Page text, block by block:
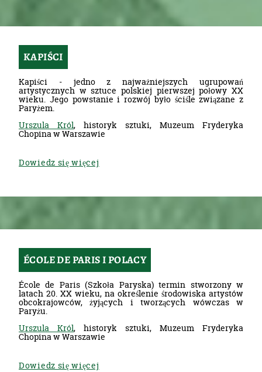
KAPIŚCI
Kapiści - jedno z najważniejszych ugrupowań
artystycznych w sztuce polskiej pierwszej połowy XX
wieku. Jego powstanie i rozwój było ściśle związane z
Paryżem.
Urszula Król, historyk sztuki, Muzeum Fryderyka
Chopina w Warszawie
Dowiedz się więcej
ÉCOLE DE PARIS I POLACY
École de Paris (Szkoła Paryska) termin stworzony w
latach 20. XX wieku, na określenie środowiska artystów
obcokrajowców, żyjących i tworzących wówczas w
Paryżu.
Urszula Król, historyk sztuki, Muzeum Fryderyka
Chopina w Warszawie
Dowiedz się więcej